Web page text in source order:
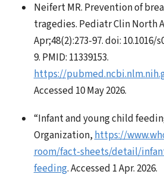
Neifert MR. Prevention of
tragedies. Pediatr Clin North
Apr;48(2):273-97. doi: 10.1016/
9. PMID: 11339153.
https://
Accessed 10 May 2026.
“Infant and young child
Organization,https://
room/fact-sheets/detail/
feeding. Accessed 1 Apr. 2026.